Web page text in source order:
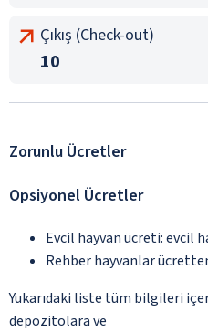
Çıkış (Check-out)
10
Zorunlu Ücretler
Opsiyonel Ücretler
Evcil hayvan ücreti: evcil
Rehber hayvanlar
Yukarıdaki liste tüm bilgileri
depozitolara ve